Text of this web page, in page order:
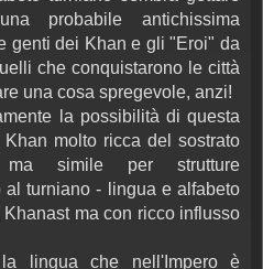
probabile antichissima
genti dei Khan e gli "Eroi" da
che conquistarono le città
una cosa spregevole, anzi!
la possibilità di questa
molto ricca del sostrato
simile per strutture
al turniano - lingua e alfabeto
ma con ricco influsso
lingua che nell'Impero è